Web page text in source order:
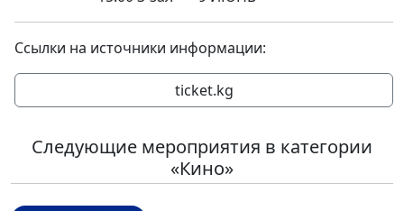
Ссылки на источники информации:
ticket.kg
Следующие мероприятия в категории
«Кино»